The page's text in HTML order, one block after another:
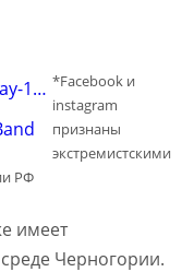
1… *Facebook и
instagram
признаны
экстремистскими
РФ
имеет
Черногории.